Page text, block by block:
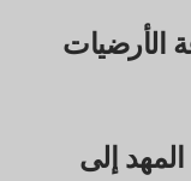
الأرضيات
إلى